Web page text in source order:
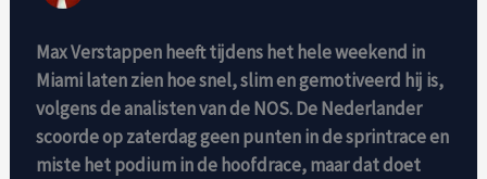
Max Verstappen heeft tijdens het hele weekend in
Miami laten zien hoe snel, slim en gemotiveerd hij is,
volgens de analisten van de NOS. De Nederlander
scoorde op zaterdag geen punten in de sprintrace en
miste het podium in de hoofdrace, maar dat doet